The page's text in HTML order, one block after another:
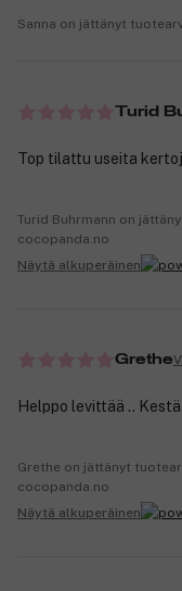
Sanna on jättänyt
Turid
Top tilattu useita
Turid Buhrmann on
cocopanda.no
Näytä alkuperäinen
Grethe
Helppo levittää ..
Grethe on jättänyt
cocopanda.no
Näytä alkuperäinen